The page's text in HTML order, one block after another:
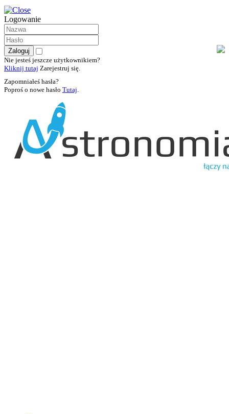
Logowanie
Nie jesteś jeszcze użytkownikiem?
Kliknij tutaj Zarejestruj się.
Zapomniałeś hasła?
Poproś o nowe hasło Tutaj.